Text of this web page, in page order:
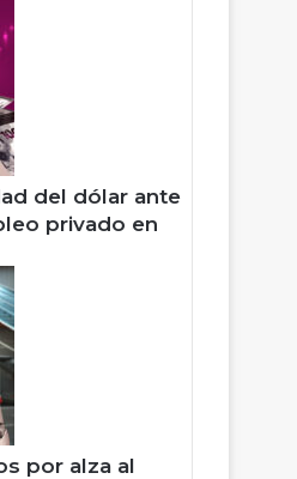
del dólar ante
privado en
por alza al